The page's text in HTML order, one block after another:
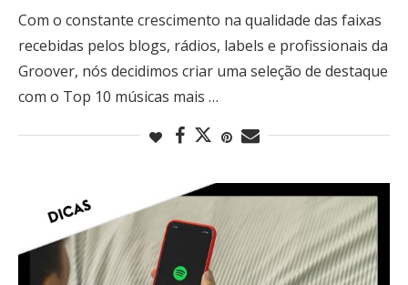
Com o constante crescimento na qualidade das faixas
recebidas pelos blogs, rádios, labels e profissionais da
Groover, nós decidimos criar uma seleção de destaque
com o Top 10 músicas mais …